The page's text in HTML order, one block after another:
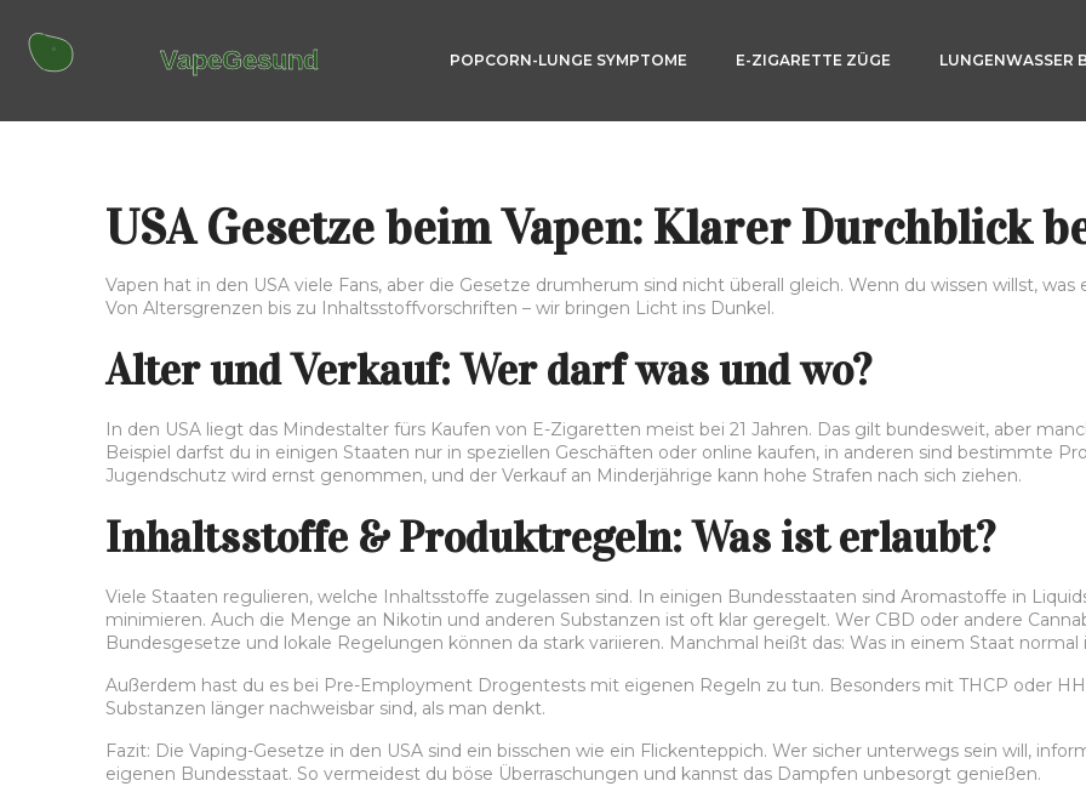
POPCORN-LUNGE SYMPTOME E-ZIGARETTE ZÜGE LUNGENWASSER
USA Gesetze beim Vapen: Klarer Durchblick
Vapen hat in den USA viele Fans, aber die Gesetze drumherum sind nicht überall gleich. Wenn du wissen willst,
Von Altersgrenzen bis zu Inhaltsstoffvorschriften – wir bringen Licht ins Dunkel.
Alter und Verkauf: Wer darf was und wo?
In den USA liegt das Mindestalter fürs Kaufen von E-Zigaretten meist bei 21 Jahren. Das gilt bundesweit, aber
Beispiel darfst du in einigen Staaten nur in speziellen Geschäften oder online kaufen, in anderen sind bestimmte
Jugendschutz wird ernst genommen, und der Verkauf an Minderjährige kann hohe Strafen nach sich ziehen.
Inhaltsstoffe & Produktregeln: Was ist erlaubt?
Viele Staaten regulieren, welche Inhaltsstoffe zugelassen sind. In einigen Bundesstaaten sind Aromastoffe in
minimieren. Auch die Menge an Nikotin und anderen Substanzen ist oft klar geregelt. Wer CBD oder andere
Bundesgesetze und lokale Regelungen können da stark variieren. Manchmal heißt das: Was in einem Staat
Außerdem hast du es bei Pre-Employment Drogentests mit eigenen Regeln zu tun. Besonders mit THCP oder
Substanzen länger nachweisbar sind, als man denkt.
Fazit: Die Vaping-Gesetze in den USA sind ein bisschen wie ein Flickenteppich. Wer sicher unterwegs sein will,
eigenen Bundesstaat. So vermeidest du böse Überraschungen und kannst das Dampfen unbesorgt genießen.